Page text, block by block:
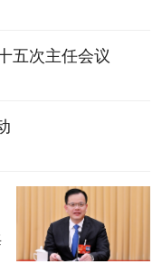
五次主任会议